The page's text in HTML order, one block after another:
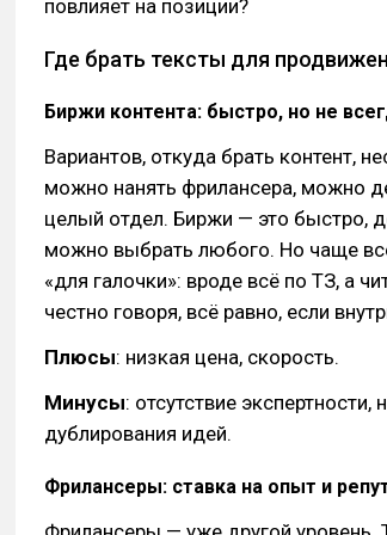
повлияет на позиции?
Где брать тексты для
Биржи контента: быстро, но не
Вариантов, откуда брать контент,
можно нанять фрилансера, можно
целый отдел. Биржи — это быстро,
можно выбрать любого. Но чаще
«для галочки»: вроде всё по ТЗ, а
честно говоря, всё равно, если
Плюсы: низкая цена, скорость.
Минусы: отсутствие
дублирования идей.
Фрилансеры: ставка на опыт и